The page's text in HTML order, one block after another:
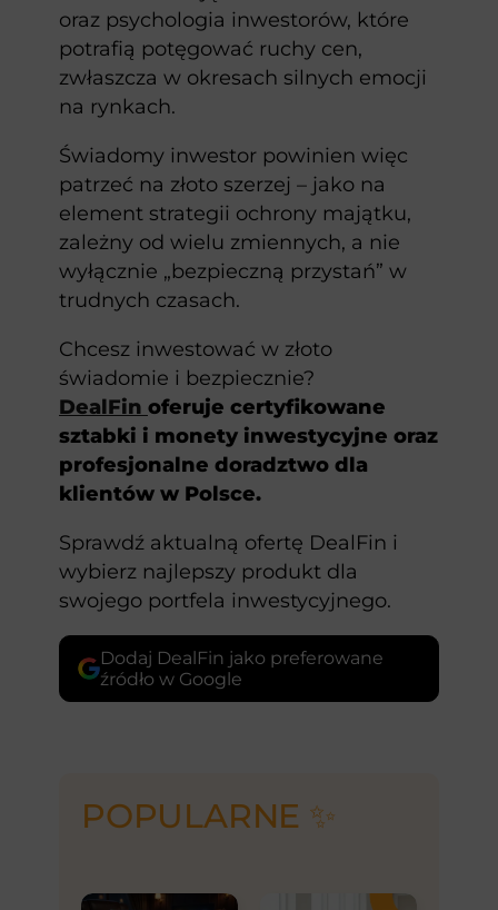
oraz psychologia inwestorów, które
potrafią potęgować ruchy cen,
zwłaszcza w okresach silnych emocji
na rynkach.
Świadomy inwestor powinien więc
patrzeć na złoto szerzej – jako na
element strategii ochrony majątku,
zależny od wielu zmiennych, a nie
wyłącznie „bezpieczną przystań” w
trudnych czasach.
Chcesz inwestować w złoto
świadomie i bezpiecznie?
DealFin oferuje certyfikowane
sztabki i monety inwestycyjne oraz
profesjonalne doradztwo dla
klientów w Polsce.
Sprawdź aktualną ofertę DealFin i
wybierz najlepszy produkt dla
swojego portfela inwestycyjnego.
Dodaj DealFin jako preferowane
źródło w Google
POPULARNE ✨